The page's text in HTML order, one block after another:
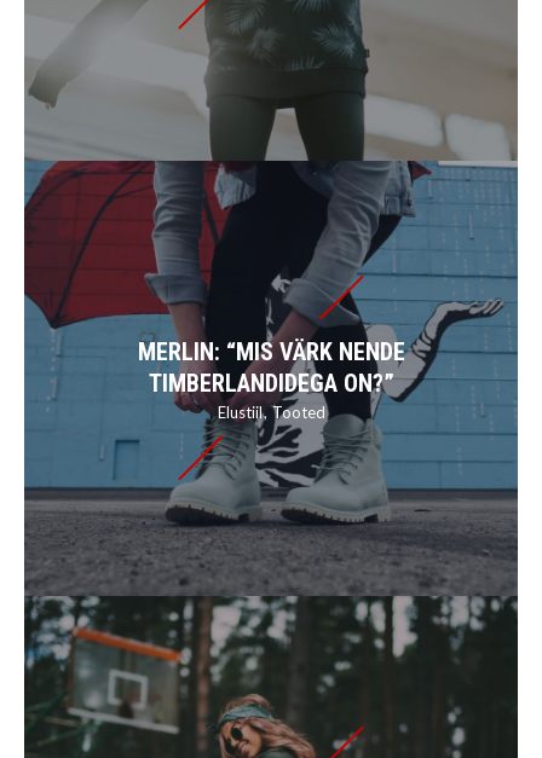
MERLIN: “MIS VÄRK NENDE
TIMBERLANDIDEGA ON?”
Elustiil Tooted